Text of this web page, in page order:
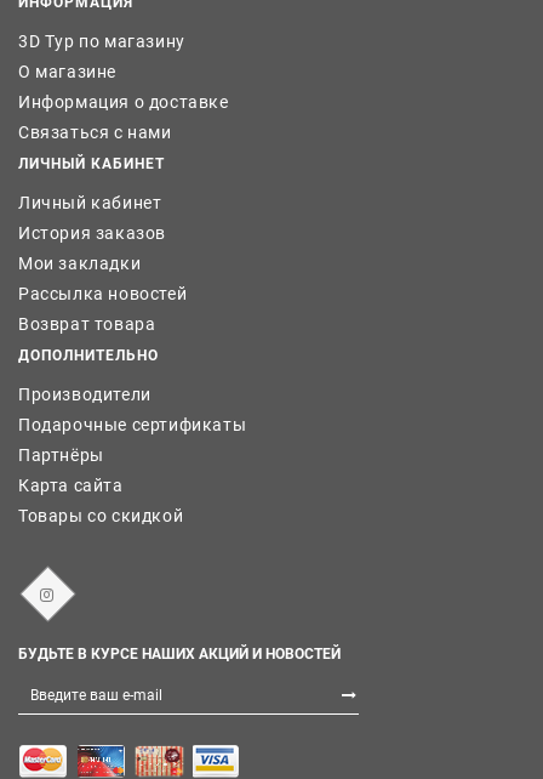
3D Тур по магазину
О магазине
Информация о доставке
Связаться с нами
ЛИЧНЫЙ КАБИНЕТ
Личный кабинет
История заказов
Мои закладки
Рассылка новостей
Возврат товара
ДОПОЛНИТЕЛЬНО
Производители
Подарочные сертификаты
Партнёры
Карта сайта
Товары со скидкой
БУДЬТЕ В КУРСЕ НАШИХ АКЦИЙ И НОВОСТЕЙ